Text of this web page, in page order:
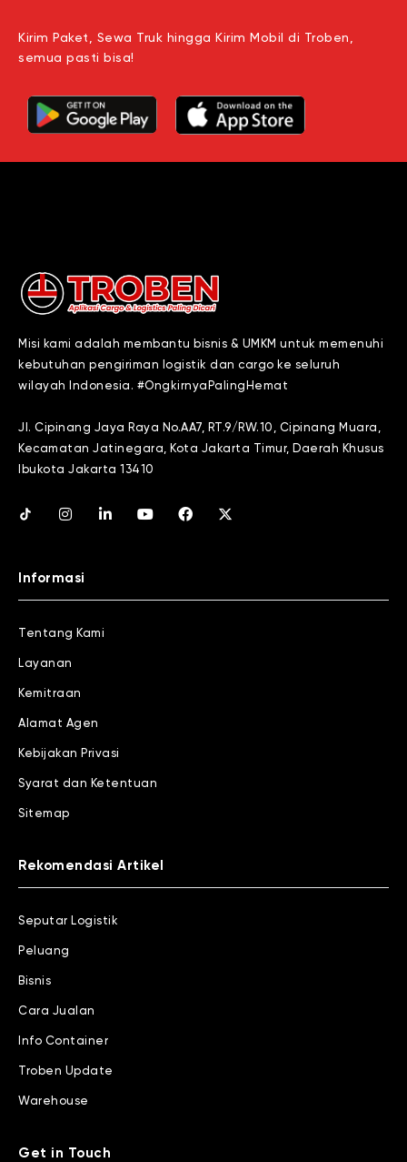
Kirim Paket, Sewa Truk hingga Kirim Mobil di Troben,
semua pasti bisa!
Misi kami adalah membantu bisnis & UMKM untuk memenuhi
kebutuhan pengiriman logistik dan cargo ke seluruh
wilayah Indonesia. #OngkirnyaPalingHemat
Jl. Cipinang Jaya Raya No.AA7, RT.9/RW.10, Cipinang Muara,
Kecamatan Jatinegara, Kota Jakarta Timur, Daerah Khusus
Ibukota Jakarta 13410
Informasi
Tentang Kami
Layanan
Kemitraan
Alamat Agen
Kebijakan Privasi
Syarat dan Ketentuan
Sitemap
Rekomendasi Artikel
Seputar Logistik
Peluang
Bisnis
Cara Jualan
Info Container
Troben Update
Warehouse
Get in Touch